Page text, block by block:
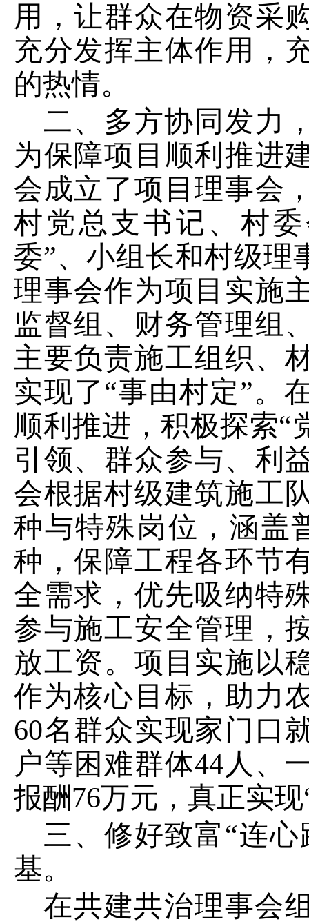
用
，让群众在物资采
充分发挥主体作用，
的热情。
二、多方协同发力
为保障项目顺利推进
会成立了项目理事会
村党总支书记、村
委”、小组长和村级理
理事会作为项目实施
监督组、财务管理组
主要负责施工组织、
实现了“事由村定”。
顺利推进，积极探索“
引领、群众参与、利
会根据村级建筑施工
种与特殊岗位 ，涵盖
种 ，保障工程各环节
全需求，优先吸纳特
参与施工安全管理，
放工资。项目实施以
作为核心目标 ，助力
60名群众实现家门口
户等困难群体44人、
报酬76万元，真正实现
三、修好致富“连
基。
在共建共治理事会